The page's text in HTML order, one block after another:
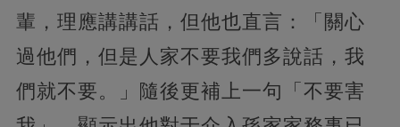
輩，理應講講話，但他也直言：「關心
過他們，但是人家不要我們多說話，我
們就不要。」隨後更補上一句「不要害